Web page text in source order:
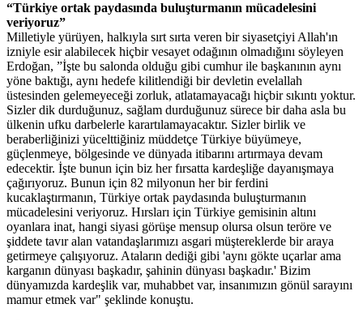
“Türkiye ortak paydasında buluşturmanın mücadelesini
veriyoruz”
Milletiyle yürüyen, halkıyla sırt sırta veren bir siyasetçiyi Allah'ın
izniyle esir alabilecek hiçbir vesayet odağının olmadığını söyleyen
Erdoğan, ”İşte bu salonda olduğu gibi cumhur ile başkanının aynı
yöne baktığı, aynı hedefe kilitlendiği bir devletin evelallah
üstesinden gelemeyeceği zorluk, atlatamayacağı hiçbir sıkıntı yoktur.
Sizler dik durduğunuz, sağlam durduğunuz sürece bir daha asla bu
ülkenin ufku darbelerle karartılamayacaktır. Sizler birlik ve
beraberliğinizi yücelttiğiniz müddetçe Türkiye büyümeye,
güçlenmeye, bölgesinde ve dünyada itibarını artırmaya devam
edecektir. İşte bunun için biz her fırsatta kardeşliğe dayanışmaya
çağırıyoruz. Bunun için 82 milyonun her bir ferdini
kucaklaştırmanın, Türkiye ortak paydasında buluşturmanın
mücadelesini veriyoruz. Hırsları için Türkiye gemisinin altını
oyanlara inat, hangi siyasi görüşe mensup olursa olsun teröre ve
şiddete tavır alan vatandaşlarımızı asgari müştereklerde bir araya
getirmeye çalışıyoruz. Ataların dediği gibi 'aynı gökte uçarlar ama
karganın dünyası başkadır, şahinin dünyası başkadır.' Bizim
dünyamızda kardeşlik var, muhabbet var, insanımızın gönül sarayını
mamur etmek var" şeklinde konuştu.